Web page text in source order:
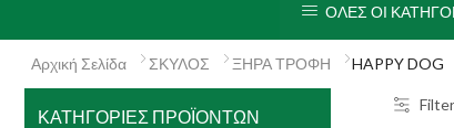
ΟΛΕΣ ΟΙ
Αρχική Σελίδα ΣΚΥΛΟΣ ΞΗΡΑ ΤΡΟΦΗ HAPPY DOG
ΚΑΤΗΓΟΡΊΕΣ ΠΡΟΪΌΝΤΩΝ